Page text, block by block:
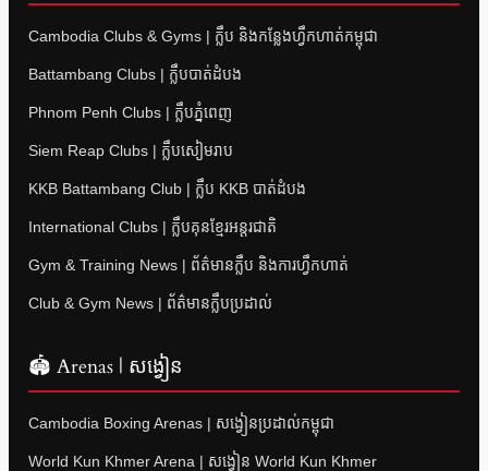
Cambodia Clubs & Gyms | ក្លឹប និងកន្លែងហ្វឹកហាត់កម្ពុជា
Battambang Clubs | ក្លឹបបាត់ដំបង
Phnom Penh Clubs | ក្លឹបភ្នំពេញ
Siem Reap Clubs | ក្លឹបសៀមរាប
KKB Battambang Club | ក្លឹប KKB បាត់ដំបង
International Clubs | ក្លឹបគុនខ្មែរអន្តរជាតិ
Gym & Training News | ព័ត៌មានក្លឹប និងការហ្វឹកហាត់
Club & Gym News | ព័ត៌មានក្លឹបប្រដាល់
🏟 Arenas | សង្វៀន
Cambodia Boxing Arenas | សង្វៀនប្រដាល់កម្ពុជា
World Kun Khmer Arena | សង្វៀន World Kun Khmer